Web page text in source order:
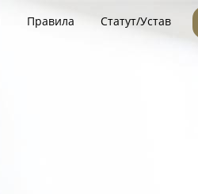
Правила Статут/Устав